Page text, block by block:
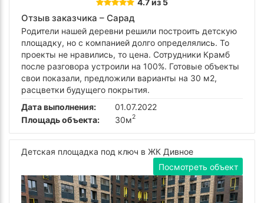
4.7 из 5
Отзыв заказчика – Сарад
Родители нашей деревни решили построить детскую
площадку, но с компанией долго определялись. То
проекты не нравились, то цена. Сотрудники Крамб
после разговора устроили на 100%. Готовые объекты
свои показали, предложили варианты на 30 м2,
расцветки будущего покрытия.
Дата выполнения:
01.07.2022
Площадь объекта:
30м2
Детская площадка под ключ в ЖК Дивное
Посмотреть объект